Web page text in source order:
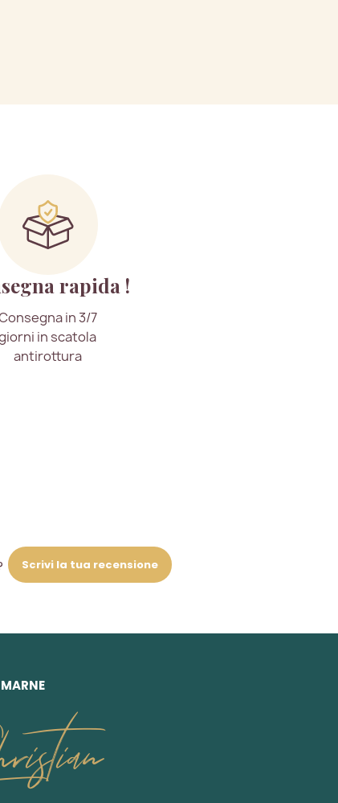
rapida !
in 3/7
in scatola
antirottura
Scrivi la tua recensione